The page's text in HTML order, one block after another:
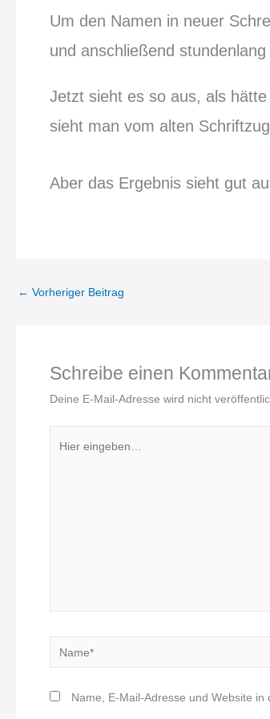
Um den Namen in neuer
und anschließend
Jetzt sieht es so aus, als
sieht man vom alten
Aber das Ergebnis sieht gut
← Vorheriger Beitrag
Schreibe einen
Deine E-Mail-Adresse wird nicht
eingeben…
Name*
Name, E-Mail-Adresse und Website